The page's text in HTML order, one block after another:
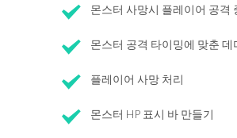
몬스터 사망시 플레이어 공격
몬스터 공격 타이밍에 맞춘 데
플레이어 사망 처리
몬스터 HP 표시 바 만들기